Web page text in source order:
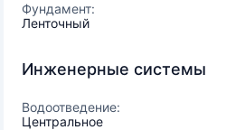
Фундамент:
Ленточный
Инженерные системы
Водоотведение:
Центральное